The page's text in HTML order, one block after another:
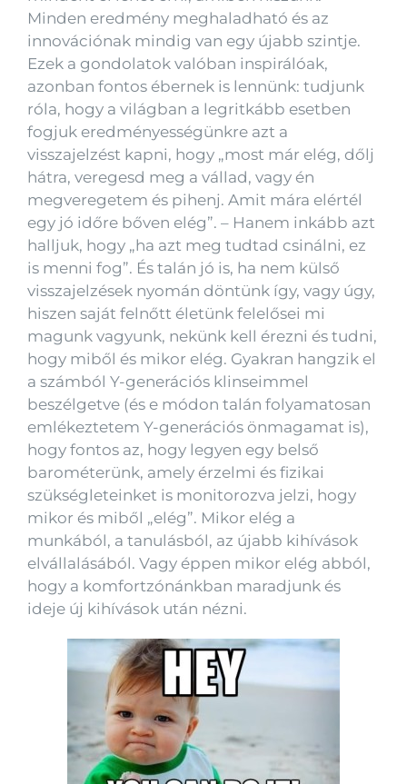
Minden eredmény meghaladható és az
innovációnak mindig van egy újabb szintje.
Ezek a gondolatok valóban inspirálóak,
azonban fontos ébernek is lennünk: tudjunk
róla, hogy a világban a legritkább esetben
fogjuk eredményességünkre azt a
visszajelzést kapni, hogy „most már elég, dőlj
hátra, veregesd meg a vállad, vagy én
megveregetem és pihenj. Amit mára elértél
egy jó időre bőven elég”. – Hanem inkább azt
halljuk, hogy „ha azt meg tudtad csinálni, ez
is menni fog”. És talán jó is, ha nem külső
visszajelzések nyomán döntünk így, vagy úgy,
hiszen saját felnőtt életünk felelősei mi
magunk vagyunk, nekünk kell érezni és tudni,
hogy miből és mikor elég. Gyakran hangzik el
a számból Y-generációs klinseimmel
beszélgetve (és e módon talán folyamatosan
emlékeztetem Y-generációs önmagamat is),
hogy fontos az, hogy legyen egy belső
barométerünk, amely érzelmi és fizikai
szükségleteinket is monitorozva jelzi, hogy
mikor és miből „elég”. Mikor elég a
munkából, a tanulásból, az újabb kihívások
elvállalásából. Vagy éppen mikor elég abból,
hogy a komfortzónánkban maradjunk és
ideje új kihívások után nézni.